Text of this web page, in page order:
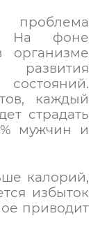
проблема
На фоне
организме
развития
состояний.
каждый
страдать
мужчин и
калорий,
избыток
приводит